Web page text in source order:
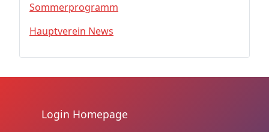
Sommerprogramm
Hauptverein News
Login Homepage